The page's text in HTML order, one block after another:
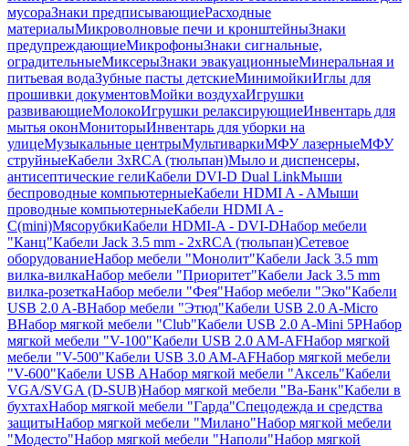
мусораЗнаки предписывающиеРасходные
материалыМикроволновые печи и кронштейныЗнаки
предупреждающиеМикрофоныЗнаки сигнальные,
оградительныеМиксерыЗнаки эвакуационныеМинеральная и
питьевая водаЗубные пасты детскиеМинимойкиИглы для
прошивки документовМойки воздухаИгрушки
развивающиеМолокоИгрушки релаксирующиеИнвентарь для
мытья оконМониторыИнвентарь для уборки на
улицеМузыкальные центрыМультиваркиМФУ лазерныеМФУ
струйныеКабели 3xRCA (тюльпан)Мыло и диспенсеры,
антисептические гелиКабели DVI-D Dual LinkМыши
беспроводные компьютерныеКабели HDMI A - AМыши
проводные компьютерныеКабели HDMI A -
C(mini)МясорубкиКабели HDMI-A - DVI-DНабор мебели
"Канц"Кабели Jack 3.5 mm - 2xRCA (тюльпан)Сетевое
оборудованиеНабор мебели "Монолит"Кабели Jack 3.5 mm
вилка-вилкаНабор мебели "Приоритет"Кабели Jack 3.5 mm
вилка-розеткаНабор мебели "Фея"Набор мебели "Эко"Кабели
USB 2.0 A-BНабор мебели "Этюд"Кабели USB 2.0 A-Micro
BНабор мягкой мебели "Club"Кабели USB 2.0 A-Mini 5PНабор
мягкой мебели "V-100"Кабели USB 2.0 AM-AFНабор мягкой
мебели "V-500"Кабели USB 3.0 AM-AFНабор мягкой мебели
"V-600"Кабели USB AНабор мягкой мебели "Аксель"Кабели
VGA/SVGA (D-SUB)Набор мягкой мебели "Ва-Банк"Кабели в
бухтахНабор мягкой мебели "Гарда"Спецодежда и средства
защитыНабор мягкой мебели "Милано"Набор мягкой мебели
"Модесто"Набор мягкой мебели "Наполи"Набор мягкой